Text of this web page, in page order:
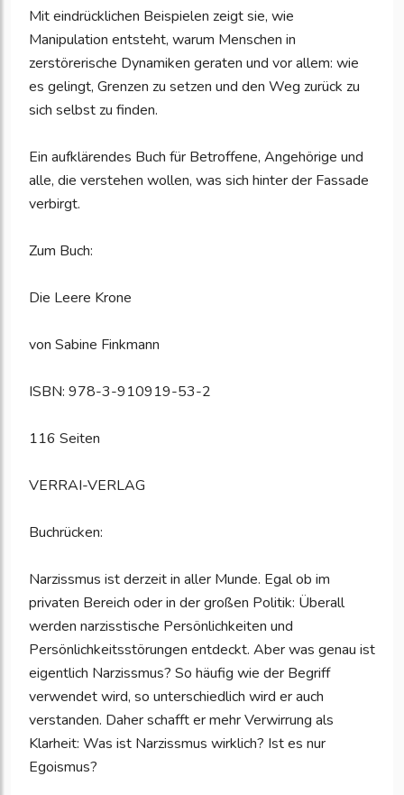
Mit eindrücklichen Beispielen zeigt sie, wie
Manipulation entsteht, warum Menschen in
zerstörerische Dynamiken geraten und vor allem: wie
es gelingt, Grenzen zu setzen und den Weg zurück zu
sich selbst zu finden.
Ein aufklärendes Buch für Betroffene, Angehörige und
alle, die verstehen wollen, was sich hinter der Fassade
verbirgt.
Zum Buch:
Die Leere Krone
von Sabine Finkmann
ISBN: 978-3-910919-53-2
116 Seiten
VERRAI-VERLAG
Buchrücken:
Narzissmus ist derzeit in aller Munde. Egal ob im
privaten Bereich oder in der großen Politik: Überall
werden narzisstische Persönlichkeiten und
Persönlichkeitsstörungen entdeckt. Aber was genau ist
eigentlich Narzissmus? So häufig wie der Begriff
verwendet wird, so unterschiedlich wird er auch
verstanden. Daher schafft er mehr Verwirrung als
Klarheit: Was ist Narzissmus wirklich? Ist es nur
Egoismus?